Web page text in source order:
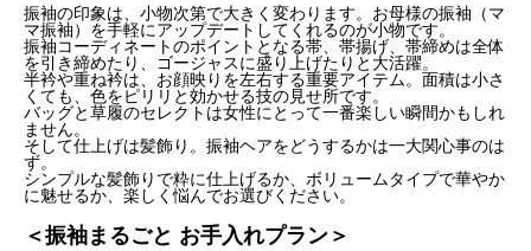
振袖の印象は、小物次第で大きく変わります。お母様の振袖（マ
マ振袖）を手軽にアップデートしてくれるのが小物です。
振袖コーディネートのポイントとなる帯、帯揚げ、帯締めは全体
を引き締めたり、ゴージャスに盛り上げたりと大活躍。
半衿や重ね衿は、お顔映りを左右する重要アイテム。面積は小さ
くても、色をピリリと効かせる技の見せ所です。
バッグと草履のセレクトは女性にとって一番楽しい瞬間かもしれ
ません。
そして仕上げは髪飾り。振袖ヘアをどうするかは一大関心事のは
ず。
シンプルな髪飾りで粋に仕上げるか、ボリュームタイプで華やか
に魅せるか、楽しく悩んでお選びください。
＜振袖まるごと お手入れプラン＞